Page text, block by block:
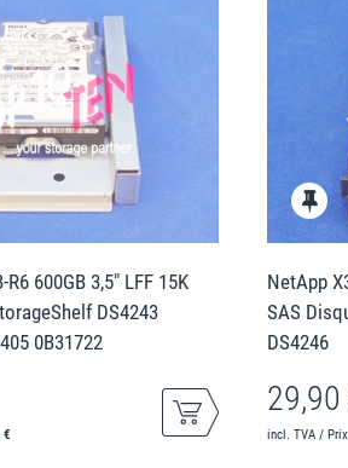
600GB 3,5" LFF 15K
DS4243
0B31722
€
NetApp
SAS
DS4246
29,90
incl. TVA /